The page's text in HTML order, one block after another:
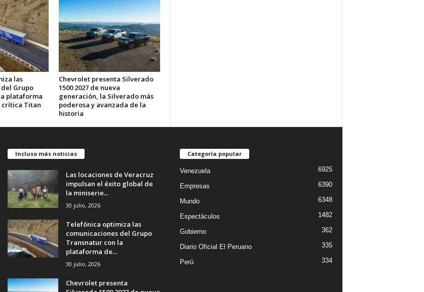
las
Grupo
plataforma
Titan
Chevrolet presenta Silverado
1500 2027 de nueva
generación, la Silverado más
poderosa y avanzada de la
historia
Incluso más noticias
Las locaciones de Veracruz
impulsan el éxito global de
la miniserie...
30 julio, 2026
Telefónica optimiza las
comunicaciones del Grupo
Transnatur con la
plataforma de...
30 julio, 2026
Chevrolet presenta
Categoría popular
Venezuela 6925
Empresas 6390
Mundo 6348
Espectáculos 1482
Gobierno 362
Diario Oficial El Peruano 335
Perú 334